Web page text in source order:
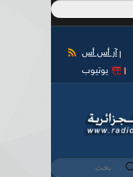
آر أس أس
يوتيوب
البحث ‏بحث ‏